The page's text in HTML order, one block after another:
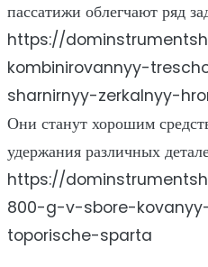
пассатижи облегчают ряд
https://
kombinirovannyy-
sharnirnyy-zerkalnyy-
Они станут хорошим
удержания различных
https://
800-g-v-sbore-
toporische-sparta